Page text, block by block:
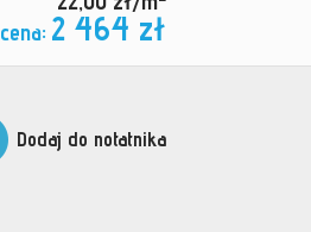
cena: 2 464 zł
Dodaj do notatnika